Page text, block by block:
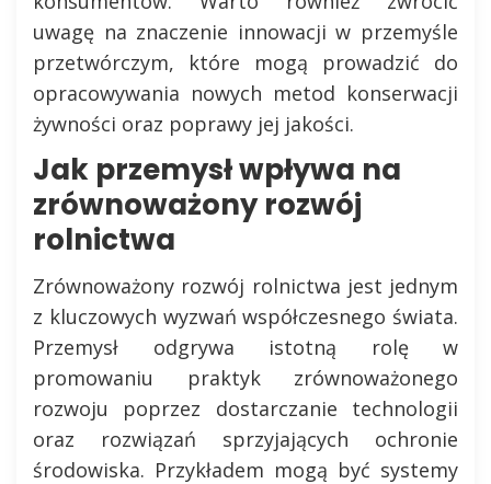
uwagę na znaczenie innowacji w przemyśle
przetwórczym, które mogą prowadzić do
opracowywania nowych metod konserwacji
żywności oraz poprawy jej jakości.
Jak przemysł wpływa na
zrównoważony rozwój
rolnictwa
Zrównoważony rozwój rolnictwa jest jednym
z kluczowych wyzwań współczesnego świata.
Przemysł odgrywa istotną rolę w
promowaniu praktyk zrównoważonego
rozwoju poprzez dostarczanie technologii
oraz rozwiązań sprzyjających ochronie
środowiska. Przykładem mogą być systemy